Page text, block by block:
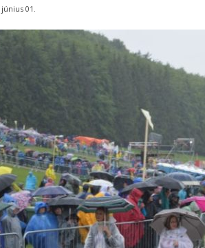
június 01.